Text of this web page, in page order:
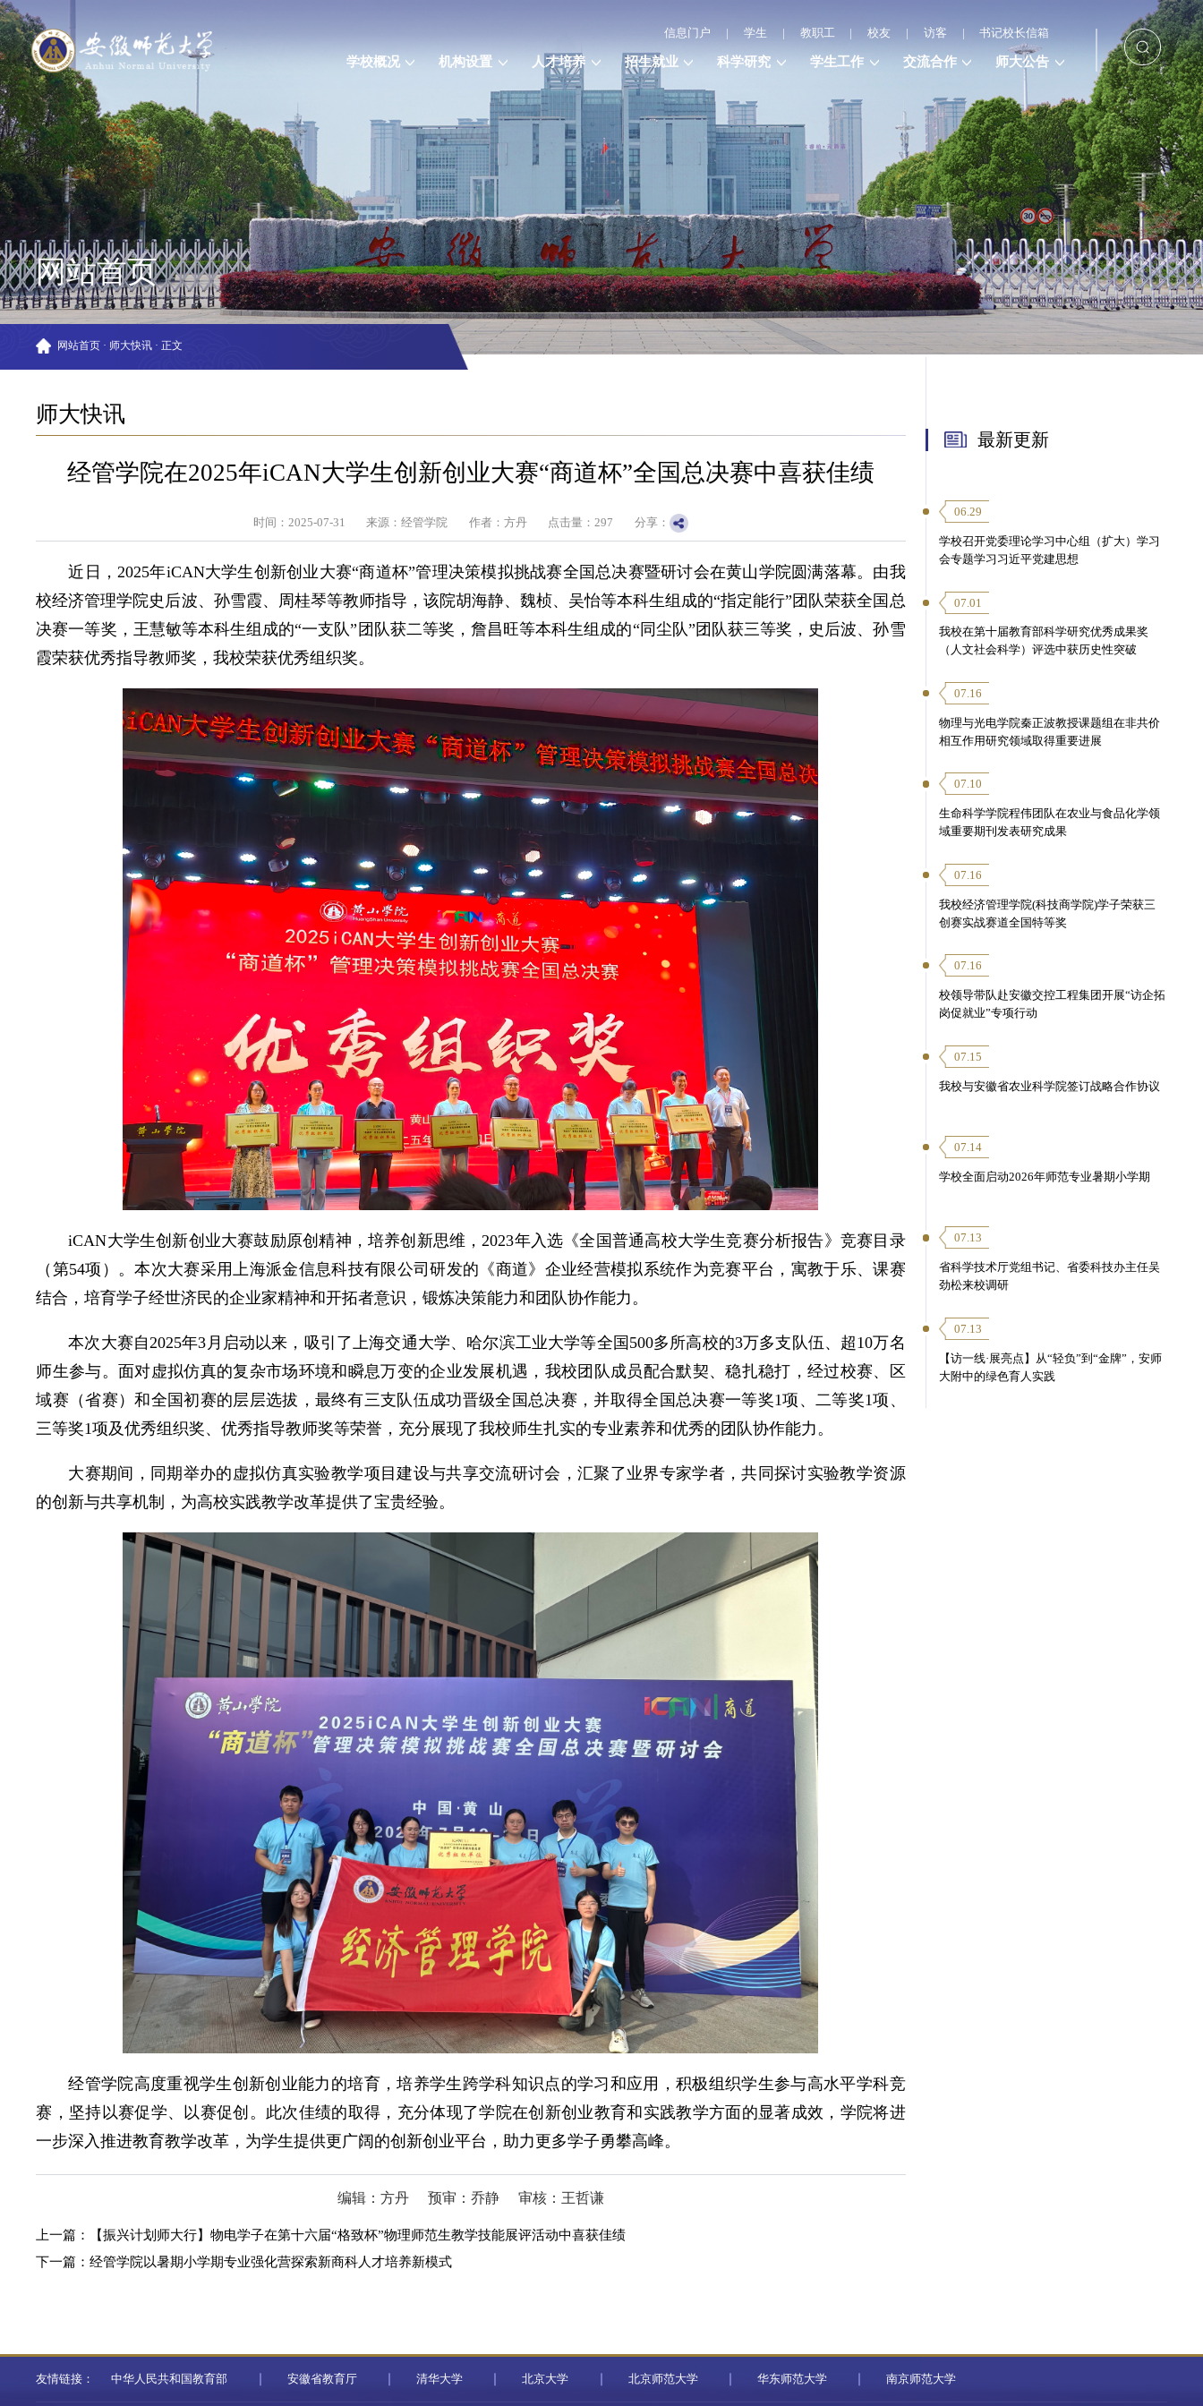
信息门户 | 学生 | 教职工 | 校友 | 访客 | 书记校长信箱
学校概况 机构设置 人才培养 招生就业 科学研究 学生工作 交流合作 师大公告
网站首页
网站首页 · 师大快讯 · 正文
师大快讯
经管学院在2025年iCAN大学生创新创业大赛“商道杯”全国总决赛中喜获佳绩
时间：2025-07-31 来源：经管学院 作者：方丹 点击量：297 分享：
近日，2025年iCAN大学生创新创业大赛“商道杯”管理决策模拟挑战赛全国总决赛暨研讨会在黄山学院圆满落幕。由我
校经济管理学院史后波、孙雪霞、周桂琴等教师指导，该院胡海静、魏桢、吴怡等本科生组成的“指定能行”团队荣获全国总
决赛一等奖，王慧敏等本科生组成的“一支队”团队获二等奖，詹昌旺等本科生组成的“同尘队”团队获三等奖，史后波、孙雪
霞荣获优秀指导教师奖，我校荣获优秀组织奖。
iCAN大学生创新创业大赛鼓励原创精神，培养创新思维，2023年入选《全国普通高校大学生竞赛分析报告》竞赛目录
（第54项）。本次大赛采用上海派金信息科技有限公司研发的《商道》企业经营模拟系统作为竞赛平台，寓教于乐、课赛
结合，培育学子经世济民的企业家精神和开拓者意识，锻炼决策能力和团队协作能力。
本次大赛自2025年3月启动以来，吸引了上海交通大学、哈尔滨工业大学等全国500多所高校的3万多支队伍、超10万名
师生参与。面对虚拟仿真的复杂市场环境和瞬息万变的企业发展机遇，我校团队成员配合默契、稳扎稳打，经过校赛、区
域赛（省赛）和全国初赛的层层选拔，最终有三支队伍成功晋级全国总决赛，并取得全国总决赛一等奖1项、二等奖1项、
三等奖1项及优秀组织奖、优秀指导教师奖等荣誉，充分展现了我校师生扎实的专业素养和优秀的团队协作能力。
大赛期间，同期举办的虚拟仿真实验教学项目建设与共享交流研讨会，汇聚了业界专家学者，共同探讨实验教学资源
的创新与共享机制，为高校实践教学改革提供了宝贵经验。
经管学院高度重视学生创新创业能力的培育，培养学生跨学科知识点的学习和应用，积极组织学生参与高水平学科竞
赛，坚持以赛促学、以赛促创。此次佳绩的取得，充分体现了学院在创新创业教育和实践教学方面的显著成效，学院将进
一步深入推进教育教学改革，为学生提供更广阔的创新创业平台，助力更多学子勇攀高峰。
编辑：方丹 预审：乔静 审核：王哲谦
上一篇：
【振兴计划师大行】物电学子在第十六届“格致杯”物理师范生教学技能展评活动中喜获佳绩
下一篇：经管学院以暑期小学期专业强化营探索新商科人才培养新模式
最新更新
06.29
学校召开党委理论学习中心组（扩大）学习
会专题学习习近平党建思想
07.01
我校在第十届教育部科学研究优秀成果奖
（人文社会科学）评选中获历史性突破
07.16
物理与光电学院秦正波教授课题组在非共价
相互作用研究领域取得重要进展
07.10
生命科学学院程伟团队在农业与食品化学领
域重要期刊发表研究成果
07.16
我校经济管理学院(科技商学院)学子荣获三
创赛实战赛道全国特等奖
07.16
校领导带队赴安徽交控工程集团开展“访企拓
岗促就业”专项行动
07.15
我校与安徽省农业科学院签订战略合作协议
07.14
学校全面启动2026年师范专业暑期小学期
07.13
省科学技术厅党组书记、省委科技办主任吴
劲松来校调研
07.13
【访一线·展亮点】从“轻负”到“金牌”，安师
大附中的绿色育人实践
友情链接： 中华人民共和国教育部 安徽省教育厅 清华大学 北京大学 北京师范大学 华东师范大学 南京师范大学